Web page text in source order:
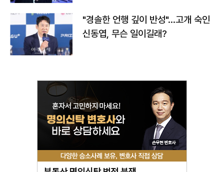
"경솔한 언행 깊이 반성"…고개 숙인
신동엽, 무슨 일이길래?